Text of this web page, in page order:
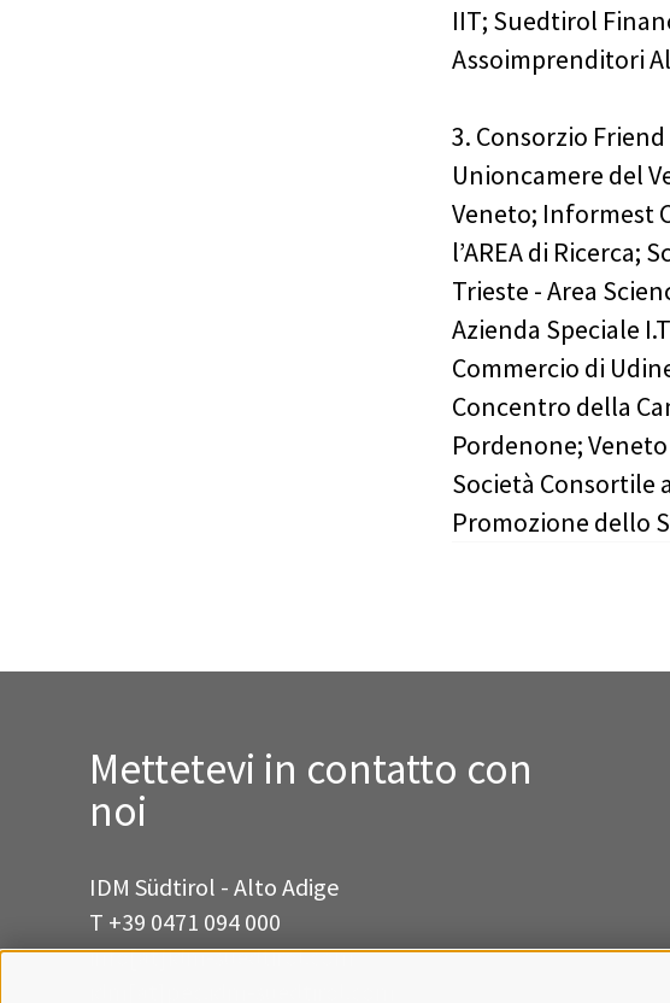
IIT; Suedtirol
Assoimprenditori
3. Consorzio
Unioncamere del
Veneto; Informest
l’AREA di Ricerca;
Trieste - Area
Azienda Speciale
Commercio di
Concentro della
Pordenone;
Società Consortile
Promozione dello
Mettetevi in contatto con
noi
IDM Südtirol - Alto Adige
T +39 0471 094 000
info[at]idm-suedtirol.com